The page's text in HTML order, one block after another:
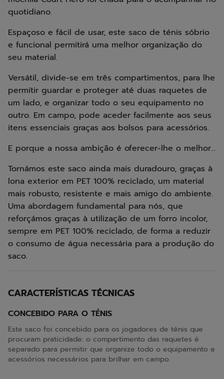
quotidiano.
Espaçoso e fácil de usar, este saco de ténis sóbrio
e funcional permitirá uma melhor organização do
seu material.
Versátil, divide-se em três compartimentos, para lhe
permitir guardar e proteger até duas raquetes de
um lado, e organizar todo o seu equipamento no
outro. Em campo, pode aceder facilmente aos seus
itens essenciais graças aos bolsos para acessórios.
E porque a nossa ambição é oferecer-lhe o melhor...
Tornámos este saco ainda mais duradouro, graças à
lona exterior em PET 100% reciclado, um material
mais robusto, resistente e mais amigo do ambiente.
Uma abordagem fundamental para nós, que
reforçámos graças à utilização de um forro incolor,
sempre em PET 100% reciclado, de forma a reduzir
o consumo de água necessária para a produção do
saco.
CARACTERÍSTICAS TÉCNICAS
CONCEBIDO PARA O TÉNIS
Este saco foi concebido para os jogadores de ténis que
procuram praticidade: o compartimento das raquetes é
separado para permitir que organize todo o equipamento e
acessórios necessários para brilhar em campo.